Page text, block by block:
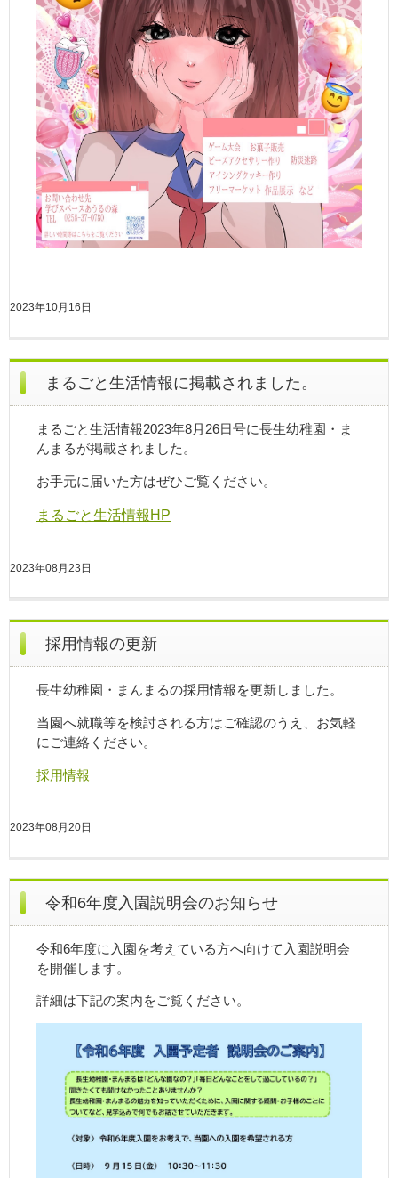
2023年10月16日
まるごと生活情報に掲載されました。
まるごと生活情報2023年8月26日号に長生幼稚園・ま
んまるが掲載されました。
お手元に届いた方はぜひご覧ください。
まるごと生活情報HP
2023年08月23日
採用情報の更新
長生幼稚園・まんまるの採用情報を更新しました。
当園へ就職等を検討される方はご確認のうえ、お気軽
にご連絡ください。
採用情報
2023年08月20日
令和6年度入園説明会のお知らせ
令和6年度に入園を考えている方へ向けて入園説明会
を開催します。
詳細は下記の案内をご覧ください。